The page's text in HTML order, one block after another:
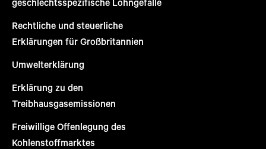
Rechtliche und steuerliche
Erklärungen für Großbritannien
Umwelterklärung
Erklärung zu den
Treibhausgasemissionen
Freiwillige Offenlegung des
Kohlenstoffmarktes